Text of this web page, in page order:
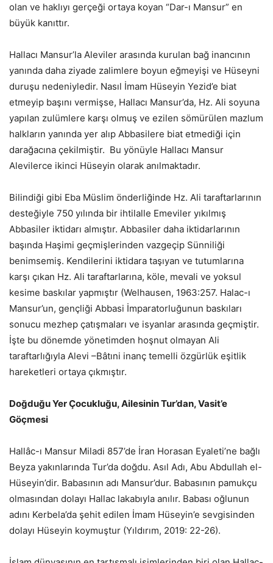
olan ve haklıyı gerçeği ortaya koyan “Dar-ı Mansur” en
büyük kanıttır.
Hallacı Mansur’la Aleviler arasında kurulan bağ inancının
yanında daha ziyade zalimlere boyun eğmeyişi ve Hüseyni
duruşu nedeniyledir. Nasıl İmam Hüseyin Yezid’e biat
etmeyip başını vermişse, Hallacı Mansur’da, Hz. Ali soyuna
yapılan zulümlere karşı olmuş ve ezilen sömürülen mazlum
halkların yanında yer alıp Abbasilere biat etmediği için
darağacına çekilmiştir. Bu yönüyle Hallacı Mansur
Alevilerce ikinci Hüseyin olarak anılmaktadır.
Bilindiği gibi Eba Müslim önderliğinde Hz. Ali taraftarlarının
desteğiyle 750 yılında bir ihtilalle Emeviler yıkılmış
Abbasiler iktidarı almıştır. Abbasiler daha iktidarlarının
başında Haşimi geçmişlerinden vazgeçip Sünniliği
benimsemiş. Kendilerini iktidara taşıyan ve tutumlarına
karşı çıkan Hz. Ali taraftarlarına, köle, mevali ve yoksul
kesime baskılar yapmıştır (Welhausen, 1963:257. Halac-ı
Mansur’un, gençliği Abbasi İmparatorluğunun baskıları
sonucu mezhep çatışmaları ve isyanlar arasında geçmiştir.
İşte bu dönemde yönetimden hoşnut olmayan Ali
taraftarlığıyla Alevi –Bâtıni inanç temelli özgürlük eşitlik
hareketleri ortaya çıkmıştır.
Doğduğu Yer Çocukluğu, Ailesinin Tur’dan, Vasit’e
Göçmesi
Hallâc-ı Mansur Miladi 857’de İran Horasan Eyaleti’ne bağlı
Beyza yakınlarında Tur’da doğdu. Asıl Adı, Abu Abdullah el-
Hüseyin’dir. Babasının adı Mansur’dur. Babasının pamukçu
olmasından dolayı Hallac lakabıyla anılır. Babası oğlunun
adını Kerbela’da şehit edilen İmam Hüseyin’e sevgisinden
dolayı Hüseyin koymuştur (Yıldırım, 2019: 22-26).